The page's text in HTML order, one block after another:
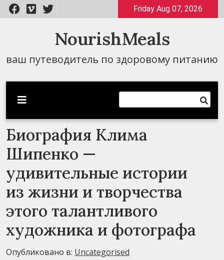
Перейти
к
Friday Aug 07, 2026
NourishMeals
ваш путеводитель по здоровому питанию
Биография Клима
Шипенко —
удивительные истории
из жизни и творчества
этого талантливого
художника и фотографа
Опубликовано в: Uncategorised